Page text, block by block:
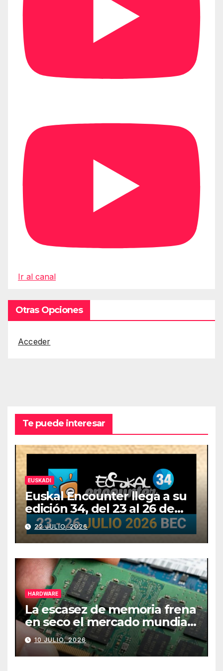
Ir al canal
Otras Opciones
Acceder
Te puede interesar
EUSKADI
Euskal Encounter llega a su
edición 34, del 23 al 26 de
julio
22 JULIO, 2026
HARDWARE
La escasez de memoria frena
en seco el mercado mundial
de PCs
10 JULIO, 2026